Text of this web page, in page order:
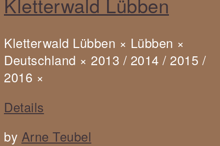
Kletterwald Lübben × Lübben ×
Deutschland × 2013 / 2014 / 2015 /
2016 ×
Details
by Arne Teubel